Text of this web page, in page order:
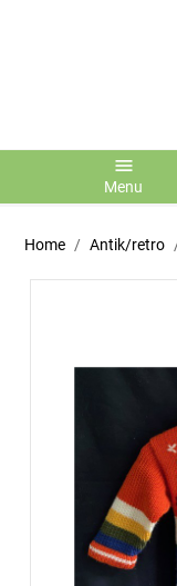
menu
Menu
Home Antik/retro